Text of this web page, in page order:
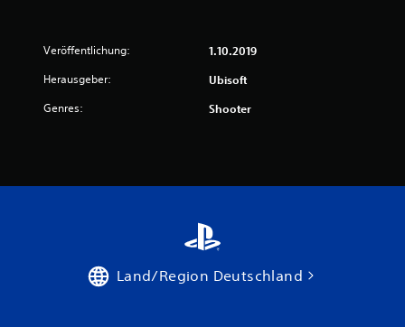
Veröffentlichung: 1.10.2019
Herausgeber: Ubisoft
Genres: Shooter
Land/Region Deutschland